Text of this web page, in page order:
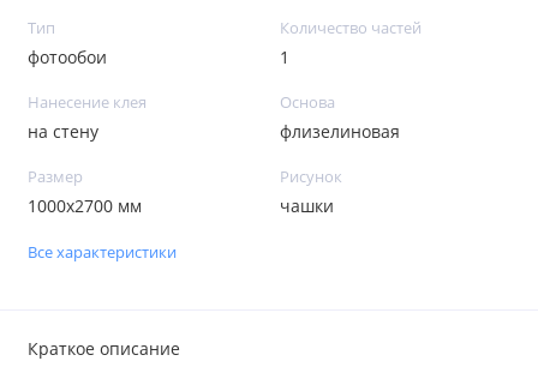
Тип
фотообои
Количество частей
1
Нанесение клея
на стену
Основа
флизелиновая
Размер
1000х2700 мм
Рисунок
чашки
Все характеристики
Краткое описание